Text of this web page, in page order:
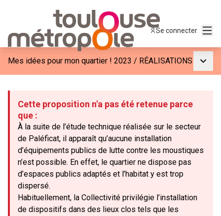
Se connecter
Mes idées pour mon quartier ! 2023 / RÉALISATIONS
Cette proposition n'a pas été retenue parce
que :
À la suite de l’étude technique réalisée sur le secteur
de Paléficat, il apparaît qu’aucune installation
d’équipements publics de lutte contre les moustiques
n’est possible. En effet, le quartier ne dispose pas
d’espaces publics adaptés et l’habitat y est trop
dispersé.
Habituellement, la Collectivité privilégie l’installation
de dispositifs dans des lieux clos tels que les